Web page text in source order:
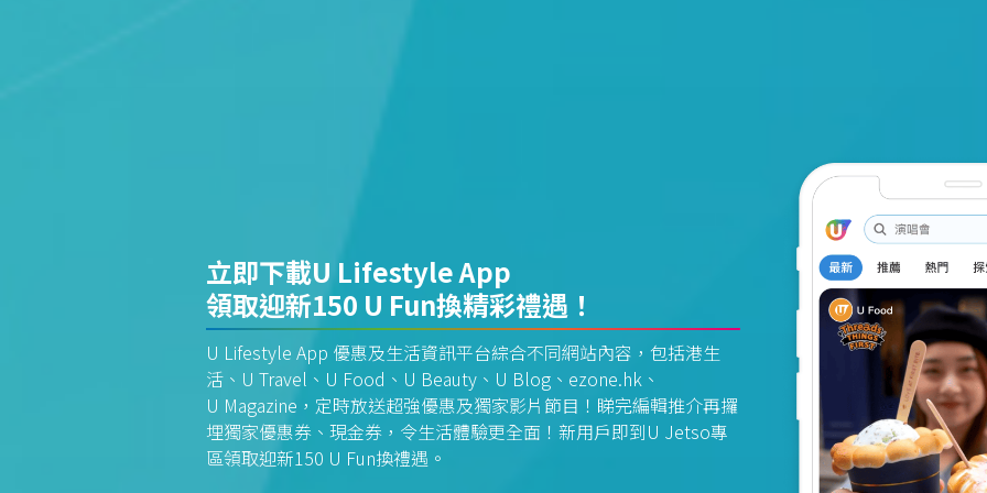
立即下載U Lifestyle App
領取迎新150 U Fun換精彩禮遇！
U Lifestyle App 優惠及生活資訊平台綜合不同網站內容，包括港生
活、U Travel、U Food、U Beauty、U Blog、ezone.hk、
U Magazine，定時放送超強優惠及獨家影片節目！睇完編輯推介再攞
埋獨家優惠券、現金券，令生活體驗更全面！新用戶即到U Jetso專
區領取迎新150 U Fun換禮遇。